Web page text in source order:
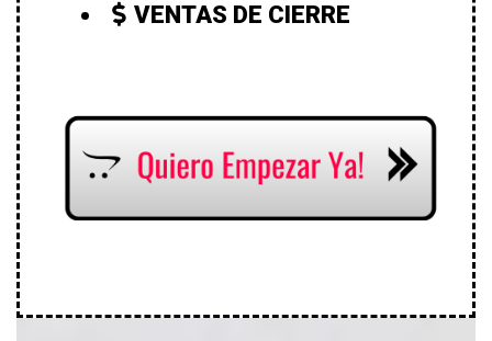
VENTAS DE CIERRE